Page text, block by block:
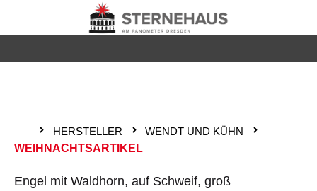
Zum Hauptinhalt springen
HERSTELLER
WENDT UND KÜHN
WEIHNACHTSARTIKEL
Engel mit Waldhorn, auf Schweif, groß